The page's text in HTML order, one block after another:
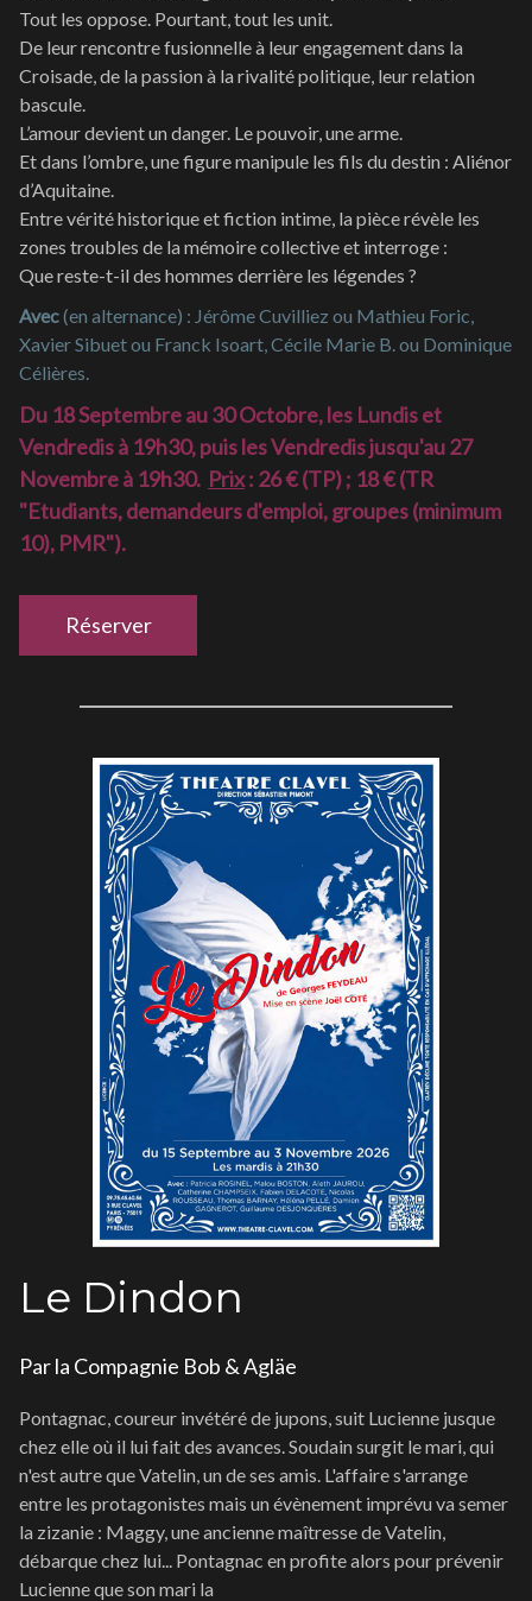
Tout les oppose. Pourtant, tout les unit.
De leur rencontre fusionnelle à leur engagement dans la
Croisade, de la passion à la rivalité politique, leur relation
bascule.
L’amour devient un danger. Le pouvoir, une arme.
Et dans l’ombre, une figure manipule les fils du destin : Aliénor
d’Aquitaine.
Entre vérité historique et fiction intime, la pièce révèle les
zones troubles de la mémoire collective et interroge :
Que reste-t-il des hommes derrière les légendes ?
Avec(en alternance) : Jérôme Cuvilliez ou Mathieu Foric,
Xavier Sibuet ou Franck Isoart, Cécile Marie B. ou Dominique
Célières.
Du 18 Septembre au 30 Octobre, les Lundis et
Vendredis à 19h30, puis les Vendredis jusqu'au 27
Novembre à 19h30. Prix: 26 € (TP) ; 18 € (TR
"Etudiants, demandeurs d'emploi, groupes (minimum
10), PMR").
Réserver
Le Dindon
Par la Compagnie Bob & Agläe
Pontagnac, coureur invétéré de jupons, suit Lucienne jusque
chez elle où il lui fait des avances. Soudain surgit le mari, qui
n'est autre que Vatelin, un de ses amis. L'affaire s'arrange
entre les protagonistes mais un évènement imprévu va semer
la zizanie : Maggy, une ancienne maîtresse de Vatelin,
débarque chez lui... Pontagnac en profite alors pour prévenir
Lucienne que son mari la